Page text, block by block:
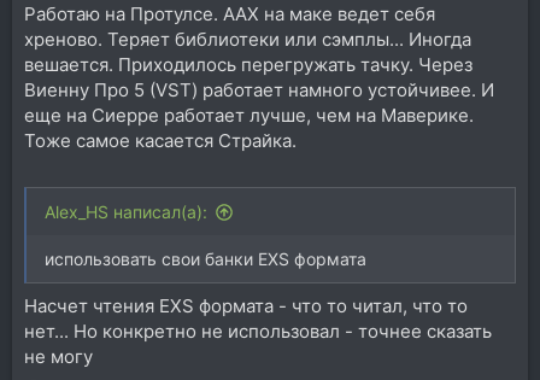
Работаю на Протулсе. ААХ на маке ведет себя
хреново. Теряет библиотеки или сэмплы... Иногда
вешается. Приходилось перегружать тачку. Через
Виенну Про 5 (VST) работает намного устойчивее. И
еще на Сиерре работает лучше, чем на Маверике.
Тоже самое касается Страйка.
Alex_HS написал(а):
использовать свои банки EXS формата
Насчет чтения EXS формата - что то читал, что то
нет... Но конкретно не использовал - точнее сказать
не могу